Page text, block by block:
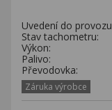
Uvedení do
Stav tachometru:
Výkon:
Palivo:
Převodovka:
Záruka výrobce